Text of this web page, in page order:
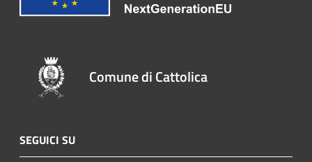
Comune di Cattolica
SEGUICI SU